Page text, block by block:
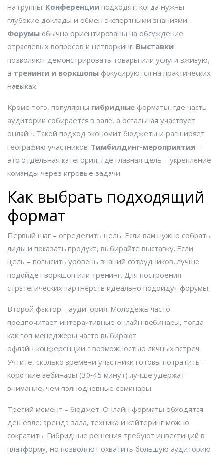
на группы. Конференции подходят, когда нужны
глубокие доклады и обмен экспертными знаниями.
Форумы обычно ориентированы на обсуждение
отраслевых вопросов и нетворкинг. Выставки
позволяют демонстрировать товары или услуги вживую,
а тренинги и воркшопы фокусируются на практических
навыках.
Кроме того, популярны гибридные форматы, где часть
аудитории собирается в зале, а остальная участвует
онлайн. Такой подход экономит бюджеты и расширяет
географию участников. Тимбилдинг‑мероприятия –
это отдельная категория, где главная цель – укрепление
команды через игровые задачи.
Как выбрать подходящий
формат
Первый шаг – определить цель. Если вам нужно собрать
лиды и показать продукт, выбирайте выставку. Если
цель – повысить уровень знаний сотрудников, лучше
подойдёт воркшоп или тренинг. Для построения
стратегических партнёрств идеально подойдут форумы.
Второй фактор – аудитория. Молодёжь часто
предпочитает интерактивные онлайн‑вебинары, тогда
как топ‑менеджеры часто выбирают
офлайн‑конференции с возможностью личных встреч.
Учтите, сколько времени участники готовы потратить –
короткие вебинары (30‑45 минут) лучше удержат
внимание, чем полнодневные семинары.
Третий момент – бюджет. Онлайн‑форматы обходятся
дешевле: аренда зала, техника и кейтеринг можно
сократить. Гибридные решения требуют инвестиций в
платформу, но позволяют охватить большую аудиторию